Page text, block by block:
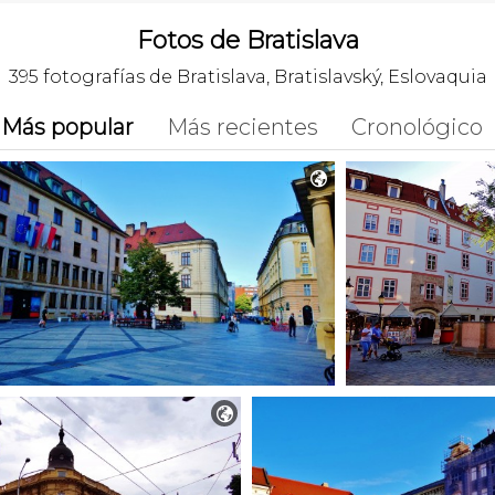
Fotos de Bratislava
395 fotografías de Bratislava, Bratislavský, Eslovaquia
Más popular Más recientes Cronológico

